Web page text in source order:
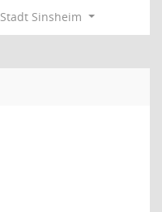
Stadt Sinsheim